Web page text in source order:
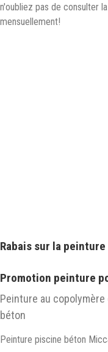
n'oubliez pas de consulter
mensuellement!
Rabais sur la
Promotion peinture
Peinture au
béton
Peinture piscine béton